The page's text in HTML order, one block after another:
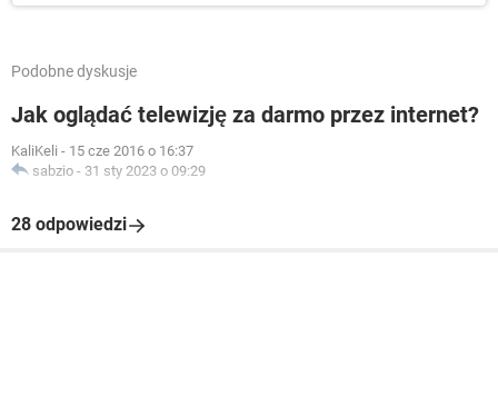
Podobne dyskusje
Jak oglądać telewizję za darmo przez internet?
KaliKeli - 15 cze 2016 o 16:37
sabzio - 31 sty 2023 o 09:29
28 odpowiedzi